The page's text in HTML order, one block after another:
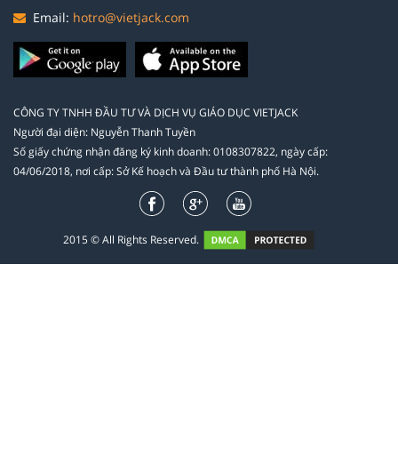
Email: hotro@vietjack.com
CÔNG TY TNHH ĐẦU TƯ VÀ DỊCH VỤ GIÁO DỤC VIETJACK
Người đại diện: Nguyễn Thanh Tuyền
Số giấy chứng nhận đăng ký kinh doanh: 0108307822, ngày cấp:
04/06/2018, nơi cấp: Sở Kế hoạch và Đầu tư thành phố Hà Nội.
2015 © All Rights Reserved.